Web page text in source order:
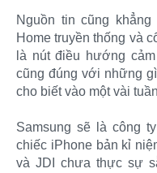
Nguồn tin cũng
Home truyền thống và
là nút điều hướng
cũng đúng với những
cho biết vào một vài
Samsung sẽ là công
chiếc iPhone bản kỉ
và JDI chưa thực sự